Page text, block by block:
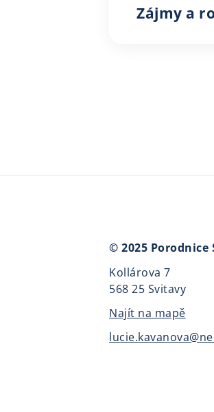
Zájmy a
© 2025 Porodnice
Kollárova 7
568 25 Svitavy
Najít na mapě